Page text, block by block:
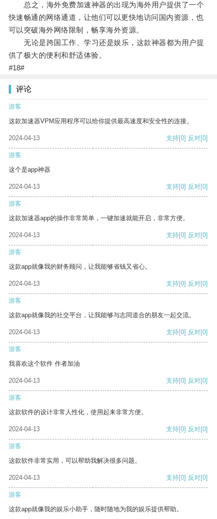
总之，海外免费加速神器的出现为海外用户提供了一个
快速畅通的网络通道，让他们可以更快地访问国内资源，也
可以突破海外网络限制，畅享海外资源。
无论是跨国工作、学习还是娱乐，这款神器都为用户提
供了极大的便利和舒适体验。
#18#
评论
游客
这款加速器VPM应用程序可以给你提供最高速度和安全性的连接。
2024-04-13 支持[0] 反对[0]
游客
这个是app神器
2024-04-13 支持[0] 反对[0]
游客
这款加速器app的操作非常简单，一键加速就能开启，非常方便。
2024-04-13 支持[0] 反对[0]
游客
这款app就像我的财务顾问，让我能够省钱又省心。
2024-04-13 支持[0] 反对[0]
游客
这款app就像我的社交平台，让我能够与志同道合的朋友一起交流。
2024-04-13 支持[0] 反对[0]
游客
我喜欢这个软件 作者加油
2024-04-13 支持[0] 反对[0]
游客
这款软件的设计非常人性化，使用起来非常方便。
2024-04-13 支持[0] 反对[0]
游客
这款软件非常实用，可以帮助我解决很多问题。
2024-04-13 支持[0] 反对[0]
游客
这款app就像我的娱乐小助手，随时随地为我的娱乐提供帮助。